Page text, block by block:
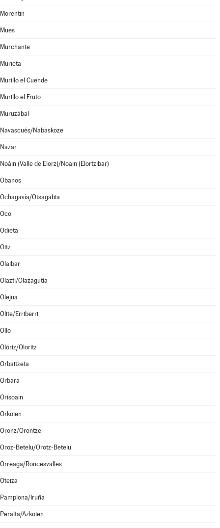
Morentin
Mues
Murchante
Murieta
Murillo el Cuende
Murillo el Fruto
Muruzábal
Navascués/Nabaskoze
Nazar
Noáin (Valle de Elorz)/Noain (Elortzibar)
Obanos
Ochagavía/Otsagabia
Oco
Odieta
Oitz
Olaibar
Olazti/Olazagutía
Olejua
Olite/Erriberri
Ollo
Olóriz/Oloritz
Orbaitzeta
Orbara
Orísoain
Orkoien
Oronz/Orontze
Oroz-Betelu/Orotz-Betelu
Orreaga/Roncesvalles
Oteiza
Pamplona/Iruña
Peralta/Azkoien